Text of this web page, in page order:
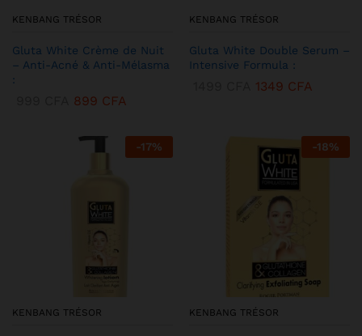
KENBANG TRÉSOR
Gluta White Crème de Nuit
– Anti-Acné & Anti-Mélasma
:
899 CFA
KENBANG TRÉSOR
Gluta White Double Serum –
Intensive Formula :
1349 CFA
-17%
KENBANG TRÉSOR
-18%
KENBANG TRÉSOR